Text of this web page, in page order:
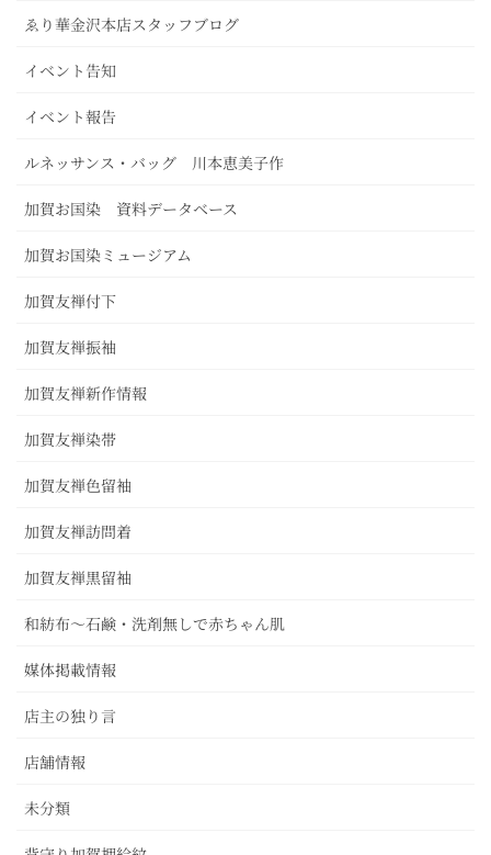
ゑり華金沢本店スタッフブログ
イベント告知
イベント報告
ルネッサンス・バッグ 川本恵美子作
加賀お国染 資料データベース
加賀お国染ミュージアム
加賀友禅付下
加賀友禅振袖
加賀友禅新作情報
加賀友禅染帯
加賀友禅色留袖
加賀友禅訪問着
加賀友禅黒留袖
和紡布～石鹸・洗剤無しで赤ちゃん肌
媒体掲載情報
店主の独り言
店舗情報
未分類